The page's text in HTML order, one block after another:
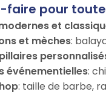
faire pour
et
et mèches:
événementielles:
: taille de barbe,